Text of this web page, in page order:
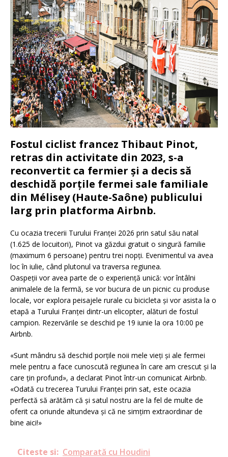
Fostul ciclist francez Thibaut Pinot,
retras din activitate din 2023, s-a
reconvertit ca fermier și a decis să
deschidă porțile fermei sale familiale
din Mélisey (Haute-Saône) publicului
larg prin platforma Airbnb.
Cu ocazia trecerii Turului Franței 2026 prin satul său natal
(1.625 de locuitori), Pinot va găzdui gratuit o singură familie
(maximum 6 persoane) pentru trei nopți. Evenimentul va avea
loc în iulie, când plutonul va traversa regiunea.
Oaspeții vor avea parte de o experiență unică: vor întâlni
animalele de la fermă, se vor bucura de un picnic cu produse
locale, vor explora peisajele rurale cu bicicleta și vor asista la o
etapă a Turului Franței dintr-un elicopter, alături de fostul
campion. Rezervările se deschid pe 19 iunie la ora 10:00 pe
Airbnb.
«Sunt mândru să deschid porțile noii mele vieți și ale fermei
mele pentru a face cunoscută regiunea în care am crescut și la
care țin profund», a declarat Pinot într-un comunicat Airbnb.
«Odată cu trecerea Turului Franței prin sat, este ocazia
perfectă să arătăm că și satul nostru are la fel de multe de
oferit ca oriunde altundeva și că ne simțim extraordinar de
bine aici!»
Citeste si: Comparată cu Houdini